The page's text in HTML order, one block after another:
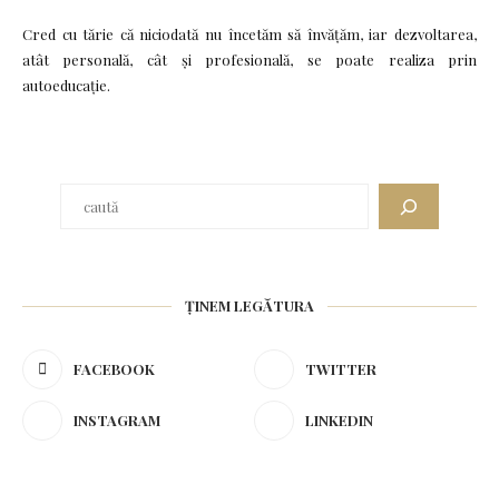
Cred cu tărie că niciodată nu încetăm să învățăm, iar dezvoltarea,
atât personală, cât și profesională, se poate realiza prin
autoeducație.
ȚINEM LEGĂTURA
FACEBOOK TWITTER
INSTAGRAM LINKEDIN